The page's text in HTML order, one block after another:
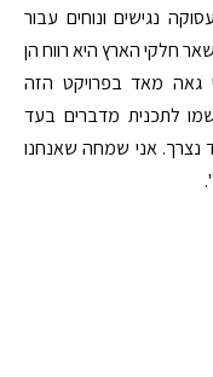
נגישים ונוחים עבור
חלקי הארץ היא רווח הן
גאה מאד בפרויקט הזה
לתכנית מדברים בעד
נצרך. אני שמחה שאנחנו